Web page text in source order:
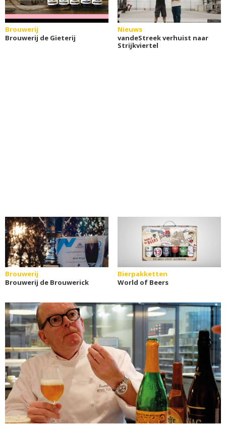
Brouwerij
Brouwerij de Gieterij
Nieuws
vandeStreek verhuist naar
Strijkviertel
Brouwerij
Brouwerij de Brouwerick
Bierpakketten
World of Beers